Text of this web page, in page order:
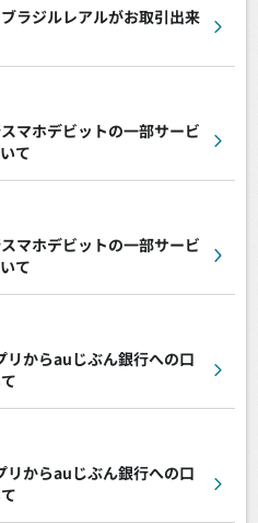
ラジルレアルがお取引出来
マホデビットの一部サービ
て
マホデビットの一部サービ
て
リからauじぶん銀行への口
リからauじぶん銀行への口